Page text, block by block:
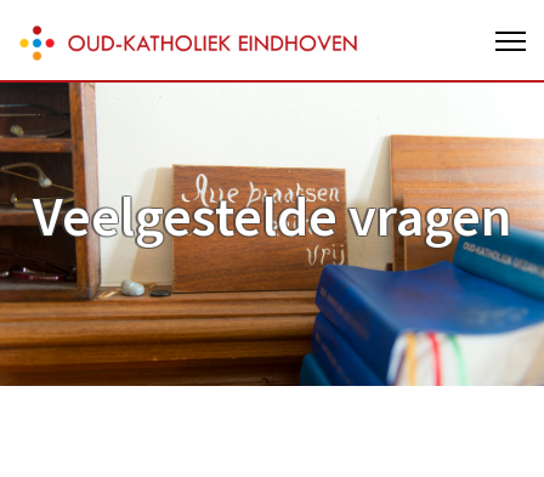
content
(Press
Enter)
Oud-Katholieke parochie van
Eindhoven
Veelgestelde vragen